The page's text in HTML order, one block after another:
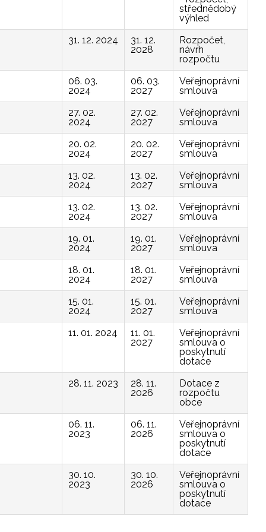
střednědobý
výhled
31. 12. 2024
31. 12.
2028
Rozpočet,
návrh
rozpočtu
06. 03.
2024
06. 03.
2027
Veřejnoprávní
smlouva
27. 02.
2024
27. 02.
2027
Veřejnoprávní
smlouva
20. 02.
2024
20. 02.
2027
Veřejnoprávní
smlouva
13. 02.
2024
13. 02.
2027
Veřejnoprávní
smlouva
13. 02.
2024
13. 02.
2027
Veřejnoprávní
smlouva
19. 01.
2024
19. 01.
2027
Veřejnoprávní
smlouva
18. 01.
2024
18. 01.
2027
Veřejnoprávní
smlouva
15. 01.
2024
15. 01.
2027
Veřejnoprávní
smlouva
11. 01. 2024
11. 01.
2027
Veřejnoprávní
smlouva o
poskytnutí
dotace
28. 11. 2023
28. 11.
2026
Dotace z
rozpočtu
obce
06. 11.
2023
06. 11.
2026
Veřejnoprávní
smlouva o
poskytnutí
dotace
30. 10.
2023
30. 10.
2026
Veřejnoprávní
smlouva o
poskytnutí
dotace